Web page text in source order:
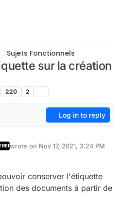
Sujets Fonctionnels
sur la création
220 2
Log in to reply
wrote on Nov 17, 2021, 3:24 PM
last edited by
conserver l'étiquette
des documents à partir de